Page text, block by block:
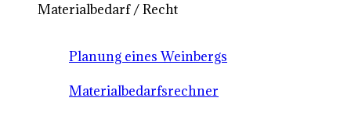
Materialbedarf / Recht
Planung eines Weinbergs
Materialbedarfsrechner